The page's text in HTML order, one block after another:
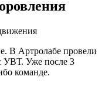
В Артролабе провели
УВТ. Уже после 3
команде.